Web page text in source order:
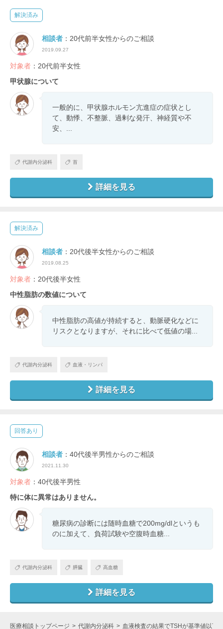
解決済み
相談者 ：20代前半女性からのご相談
2019.09.27
対象者 ：20代前半女性
甲状腺について
一般的に、甲状腺ホルモン亢進症の症状とし
て、動悸、不整脈、過剰な発汗、神経質や不
安、...
代謝内分泌科 首
詳細を見る
解決済み
相談者 ：20代後半女性からのご相談
2019.08.25
対象者 ：20代後半女性
中性脂肪の数値について
中性脂肪の高値が持続すると、動脈硬化などに
リスクとなりますが、それに比べて低値の場...
代謝内分泌科 血液・リンパ
詳細を見る
回答あり
相談者 ：40代後半男性からのご相談
2021.11.30
対象者 ：40代後半男性
特に体に異常はありません。
糖尿病の診断には随時血糖で200mg/dlというも
のに加えて、負荷試験や空腹時血糖...
代謝内分泌科 膵臓 高血糖
詳細を見る
医療相談トップページ 代謝内分泌科 血液検査の結果でTSHが基準値以下